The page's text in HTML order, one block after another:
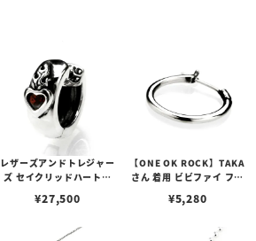
レザーズアンドトレジャー
ズ セイクリッドハートピ
¥27,500
【ONE OK ROCK】TAKA
さん 着用 ビビファイ フー
¥5,280